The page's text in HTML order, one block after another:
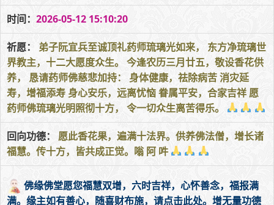
时间： 2026-05-12 15:10:20
祈愿：
弟子阮宜兵至诚顶礼药师琉璃光如来， 东方净琉璃世
界教主，十二大愿度众生。 今逢农历三月廿五，敬设香花供
养， 恳请药师佛慈悲加持： 身体健康，祛除病苦 消灾延
寿，增福添寿 身心安乐，远离忧恼 眷属平安，合家吉祥 愿
药师佛琉璃光明照彻十方， 令一切众生离苦得乐。
回向功德： 愿此香花果，遍满十法界。供养佛法僧，增长诸
福慧。传十方，皆共成正觉。嗡 阿 吽
佛缘佛堂愿您福慧双增，六时吉祥，心怀善念，福报满
满。缘主如有善心，随喜财布施，请点击此处。增无量功德